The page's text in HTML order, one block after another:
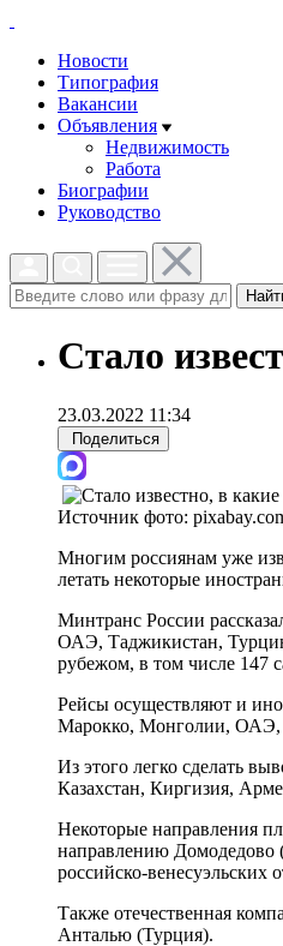
Новости
Типография
Вакансии
Объявления
Недвижимость
Работа
Биографии
Руководство
Стало
23.03.2022 11:34
Поделиться
Источник фото:
Многим россиянам уже
летать некоторые
Минтранс России
ОАЭ, Таджикистан, Турцию
рубежом, в том числе 147
Рейсы осуществляют и
Марокко, Монголии, ОАЭ,
Из этого легко сделать
Казахстан, Киргизия,
Некоторые направления
направлению Домодедово
российско-венесуэльских
Также отечественная
Анталью (Турция).